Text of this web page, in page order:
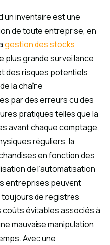
inventaire est une
de toute entreprise, en
gestion des stocks
plus grande surveillance
des risques potentiels
la chaîne
par des erreurs ou des
pratiques telles que la
avant chaque comptage,
réguliers, la
en fonction des
de l’automatisation
entreprises peuvent
toujours de registres
coûts évitables associés à
mauvaise manipulation
Avec une